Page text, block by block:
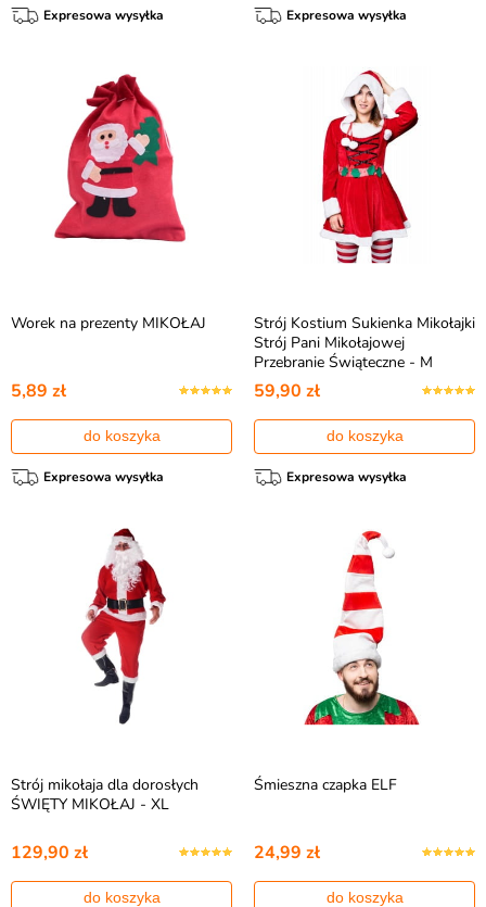
Expresowa wysyłka Expresowa wysyłka
Worek na prezenty MIKOŁAJ
5,89 zł
do koszyka
Expresowa wysyłka
Strój Kostium Sukienka Mikołajki
Strój Pani Mikołajowej
Przebranie Świąteczne - M
59,90 zł
do koszyka
Expresowa wysyłka
Strój mikołaja dla dorosłych
ŚWIĘTY MIKOŁAJ - XL
129,90 zł
do koszyka
Śmieszna czapka ELF
24,99 zł
do koszyka